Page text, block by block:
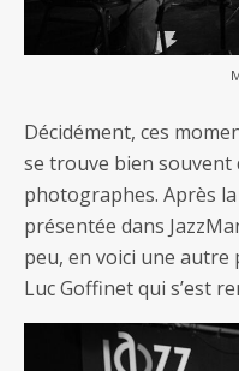
Décidément, ces
se trouve bien souvent
photographes. Après
présentée dans
peu, en voici une autre
Luc Goffinet qui s’est